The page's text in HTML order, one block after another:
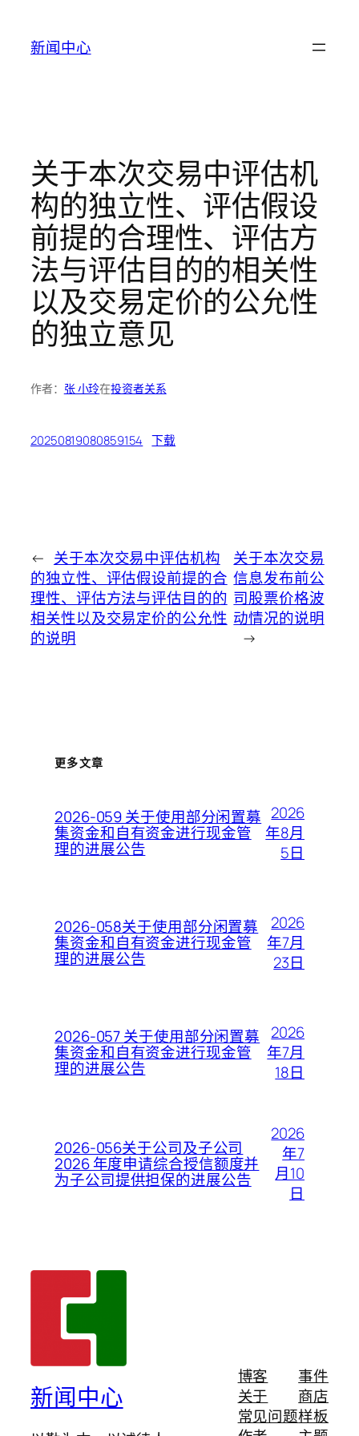
新闻中心
关于本次交易中评估机
构的独立性、评估假设
前提的合理性、评估方
法与评估目的的相关性
以及交易定价的公允性
的独立意见
作者： 张 小玲在投资者关系
20250819080859154 下载
← 关于本次交易中评估机构
的独立性、评估假设前提的合
理性、评估方法与评估目的的
相关性以及交易定价的公允性
的说明
关于本次交易
信息发布前公
司股票价格波
动情况的说明
→
更多文章
2026-059 关于使用部分闲置募
集资金和自有资金进行现金管
理的进展公告
2026
年8月
5日
2026-058关于使用部分闲置募
集资金和自有资金进行现金管
理的进展公告
2026
年7月
23日
2026-057 关于使用部分闲置募
集资金和自有资金进行现金管
理的进展公告
2026
年7月
18日
2026-056关于公司及子公司
2026 年度申请综合授信额度并
为子公司提供担保的进展公告
2026
年7
月10
日
新闻中心
博客
关于
常见问题
事件
商店
样板